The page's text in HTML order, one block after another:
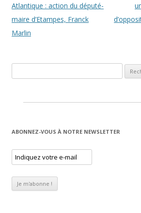
Atlantique : action du député-
maire d’Etampes, Franck
Marlin
ABONNEZ-VOUS À NOTRE NEWSLETTER